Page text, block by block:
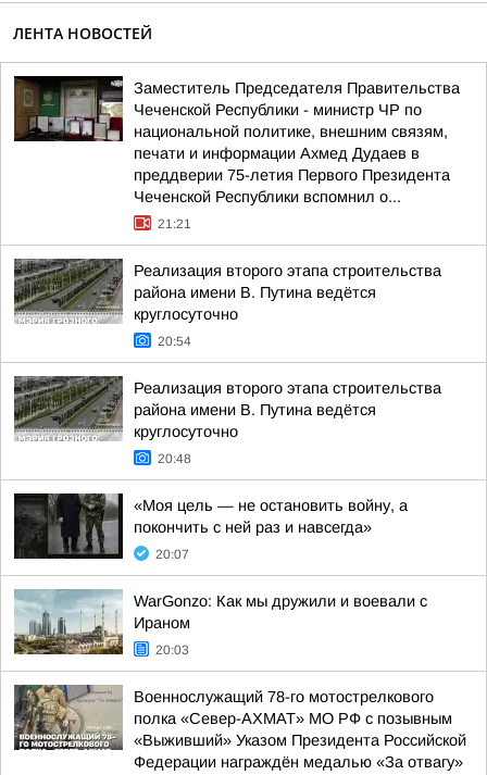
ЛЕНТА НОВОСТЕЙ
Заместитель Председателя Правительства
Чеченской Республики - министр ЧР по
национальной политике, внешним связям,
печати и информации Ахмед Дудаев в
преддверии 75-летия Первого Президента
Чеченской Республики вспомнил о...
21:21
Реализация второго этапа строительства
района имени В. Путина ведётся
круглосуточно
20:54
Реализация второго этапа строительства
района имени В. Путина ведётся
круглосуточно
20:48
«Моя цель — не остановить войну, а
покончить с ней раз и навсегда»
20:07
WarGonzo: Как мы дружили и воевали с
Ираном
20:03
Военнослужащий 78-го мотострелкового
полка «Север-АХМАТ» МО РФ с позывным
«Выживший» Указом Президента Российской
Федерации награждён медалью «За отвагу»